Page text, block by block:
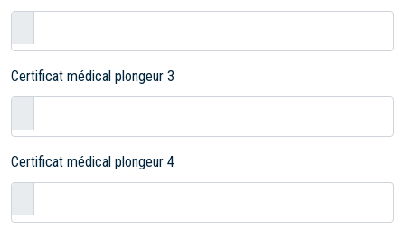
Certificat médical plongeur 3
Certificat médical plongeur 4